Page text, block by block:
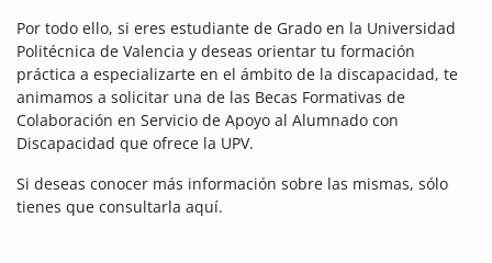
Por todo ello, si eres estudiante de Grado en la Universidad
Politécnica de Valencia y deseas orientar tu formación
práctica a especializarte en el ámbito de la discapacidad, te
animamos a solicitar una de las Becas Formativas de
Colaboración en Servicio de Apoyo al Alumnado con
Discapacidad que ofrece la UPV.
Si deseas conocer más información sobre las mismas, sólo
tienes que consultarla aquí.